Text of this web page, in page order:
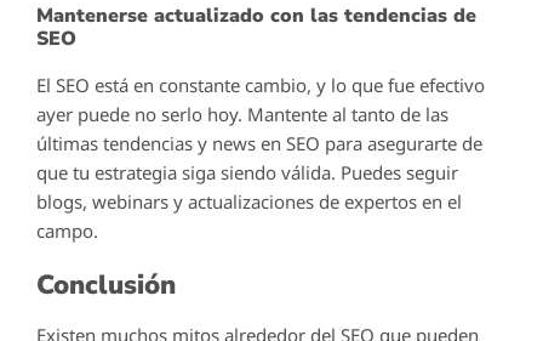
Mantenerse actualizado con las tendencias de
SEO
El SEO está en constante cambio, y lo que fue efectivo
ayer puede no serlo hoy. Mantente al tanto de las
últimas tendencias y news en SEO para asegurarte de
que tu estrategia siga siendo válida. Puedes seguir
blogs, webinars y actualizaciones de expertos en el
campo.
Conclusión
Existen muchos mitos alrededor del SEO que pueden